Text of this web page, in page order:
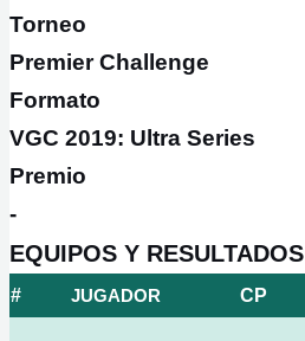
Torneo
Premier Challenge
Formato
VGC 2019: Ultra Series
Premio
-
EQUIPOS Y RESULTADOS
# JUGADOR CP